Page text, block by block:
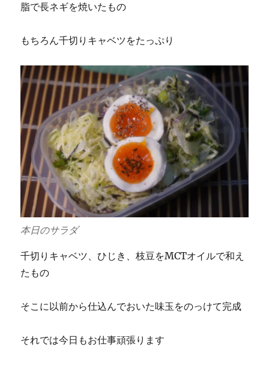
脂で長ネギを焼いたもの
もちろん千切りキャベツをたっぷり
本日のサラダ
千切りキャベツ、ひじき、枝豆をMCTオイルで和え
たもの
そこに以前から仕込んでおいた味玉をのっけて完成
それでは今日もお仕事頑張ります